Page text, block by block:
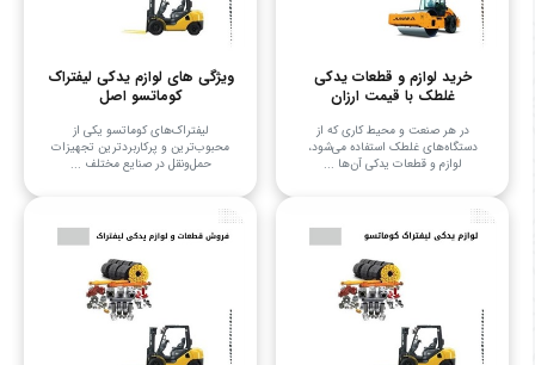
خرید لوازم و قطعات یدکی
غلطک با قیمت ارزان
در هر صنعت و محیط کاری که از
دستگاه‌های غلطک استفاده می‌شود،
لوازم و قطعات یدکی آن‌ها ...
ویژگی های لوازم یدکی لیفتراک
کوماتسو اصل
لیفتراک‌های کوماتسو یکی از
محبوب‌ترین و پرکاربردترین تجهیزات
حمل‌ونقل در صنایع مختلف ...